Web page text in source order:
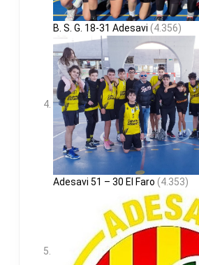
B. S. G. 18-31 Adesavi (4.356)
Adesavi 51 – 30 El Faro (4.353)